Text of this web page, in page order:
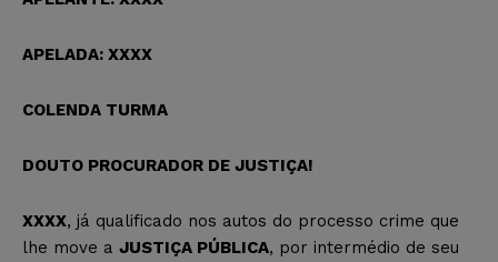
APELADA: XXXX
COLENDA TURMA
DOUTO PROCURADOR DE JUSTIÇA!
XXXX, já qualificado nos autos do processo crime que
lhe move a JUSTIÇA PÚBLICA, por intermédio de seu